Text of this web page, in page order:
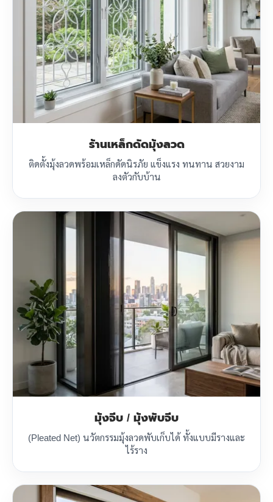
ร้านเหล็กดัดมุ้งลวด
ติดตั้งมุ้งลวดพร้อมเหล็กดัดนิรภัย แข็งแรง ทนทาน สวยงาม
ลงตัวกับบ้าน
มุ้งจีบ / มุ้งพับจีบ
(Pleated Net) นวัตกรรมมุ้งลวดพับเก็บได้ ทั้งแบบมีรางและ
ไร้ราง